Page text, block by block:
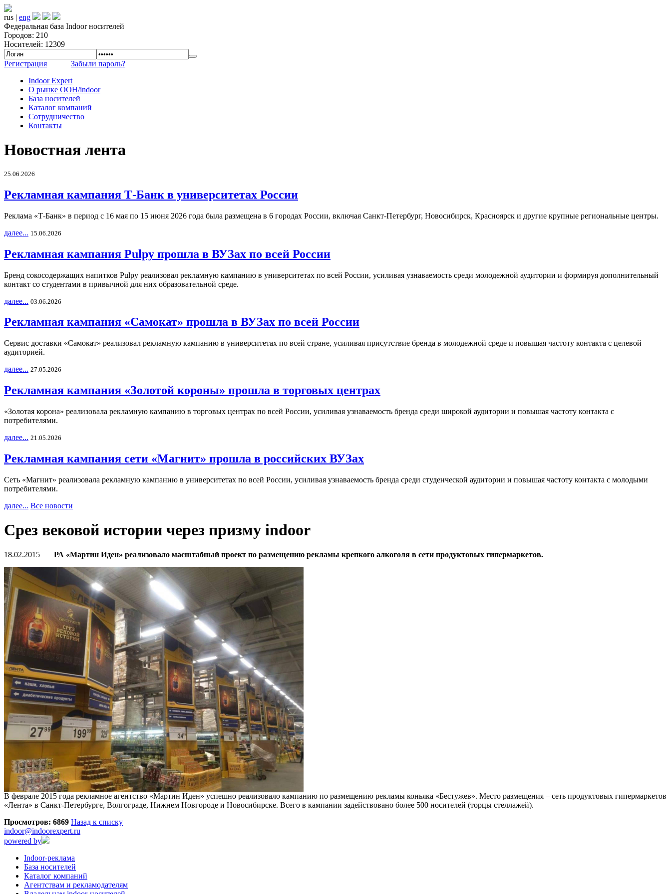
rus | eng
Федеральная база Indoor носителей
Городов: 210
Носителей: 12309
Регистрация
Забыли пароль?
Indoor Expert
О рынке OOH/indoor
База носителей
Каталог компаний
Сотрудничество
Контакты
Новостная лента
25.06.2026
Рекламная кампания Т-Банк в университетах России
Реклама «Т-Банк» в период с 16 мая по 15 июня 2026 года была размещена в 6 городах России, включая Санкт-Петербург, Новосибирск, Красноярск и другие крупные региональные центры.
далее... 15.06.2026
Рекламная кампания Pulpy прошла в ВУЗах по всей России
Бренд сокосодержащих напитков Pulpy реализовал рекламную кампанию в университетах по всей России, усиливая узнаваемость среди молодежной аудитории и формируя дополнительный
контакт со студентами в привычной для них образовательной среде.
далее... 03.06.2026
Рекламная кампания «Самокат» прошла в ВУЗах по всей России
Сервис доставки «Самокат» реализовал рекламную кампанию в университетах по всей стране, усиливая присутствие бренда в молодежной среде и повышая частоту контакта с целевой
аудиторией.
далее... 27.05.2026
Рекламная кампания «Золотой короны» прошла в торговых центрах
«Золотая корона» реализовала рекламную кампанию в торговых центрах по всей России, усиливая узнаваемость бренда среди широкой аудитории и повышая частоту контакта с
потребителями.
далее... 21.05.2026
Рекламная кампания сети «Магнит» прошла в российских ВУЗах
Сеть «Магнит» реализовала рекламную кампанию в университетах по всей России, усиливая узнаваемость бренда среди студенческой аудитории и повышая частоту контакта с молодыми
потребителями.
далее... Все новости
Срез вековой истории через призму indoor
18.02.2015 РА «Мартин Иден» реализовало масштабный проект по размещению рекламы крепкого алкоголя в сети продуктовых гипермаркетов.
В феврале 2015 года рекламное агентство «Мартин Иден» успешно реализовало кампанию по размещению рекламы коньяка «Бестужев». Место размещения – сеть продуктовых гипермаркетов
«Лента» в Санкт-Петербурге, Волгограде, Нижнем Новгороде и Новосибирске. Всего в кампании задействовано более 500 носителей (торцы стеллажей).
Просмотров: 6869 Назад к списку
indoor@indoorexpert.ru
powered by
Indoor-реклама
База носителей
Каталог компаний
Агентствам и рекламодателям